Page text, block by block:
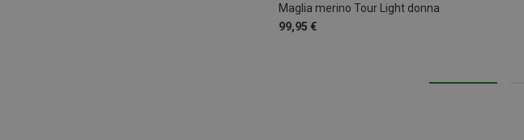
Maglia merino Tour Light donna
99,95 €